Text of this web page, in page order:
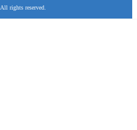
rights reserved.